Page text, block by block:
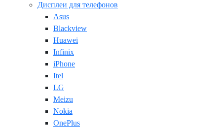
Дисплеи для телефонов
Asus
Blackview
Huawei
Infinix
iPhone
Itel
LG
Meizu
Nokia
OnePlus